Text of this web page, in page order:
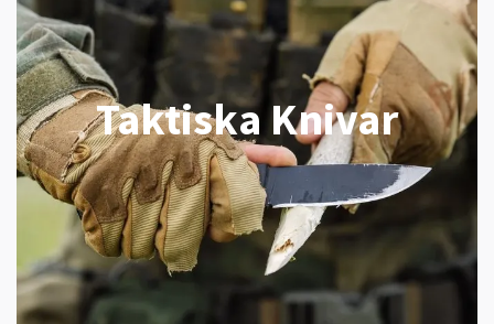
Taktiska Knivar